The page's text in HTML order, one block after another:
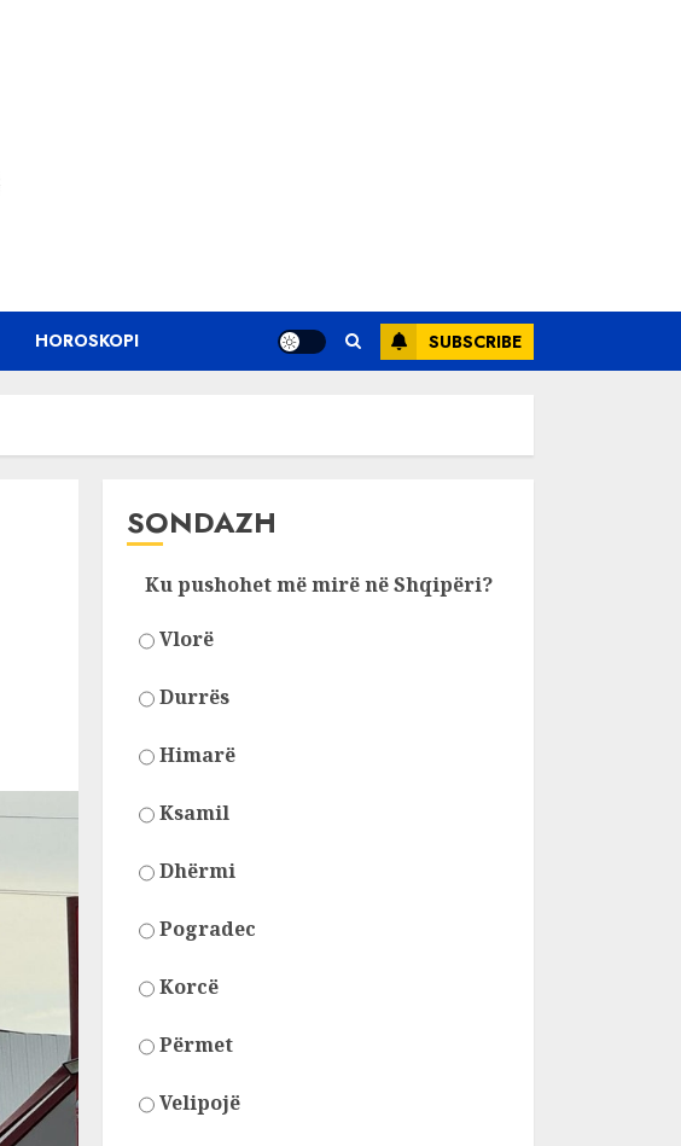
HOROSKOPI SUBSCRIBE
SONDAZH
Ku pushohet më mirë në Shqipëri?
Vlorë
Durrës
Himarë
Ksamil
Dhërmi
Pogradec
Korcë
Përmet
Velipojë